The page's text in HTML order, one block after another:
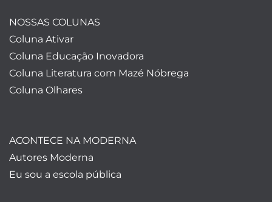
NOSSAS COLUNAS
Coluna Ativar
Coluna Educação Inovadora
Coluna Literatura com Mazé Nóbrega
Coluna Olhares
ACONTECE NA MODERNA
Autores Moderna
Eu sou a escola pública